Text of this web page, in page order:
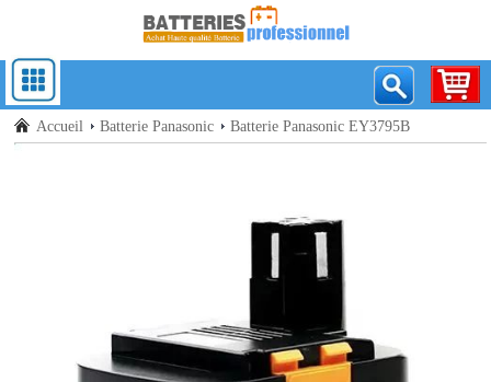
Accueil Batterie Panasonic Batterie Panasonic EY3795B